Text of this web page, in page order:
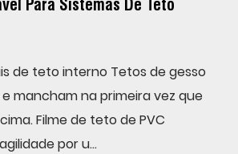
Para Sistemas De Teto
de teto interno Tetos de gesso
mancham na primeira vez que
Filme de teto de PVC
por u...